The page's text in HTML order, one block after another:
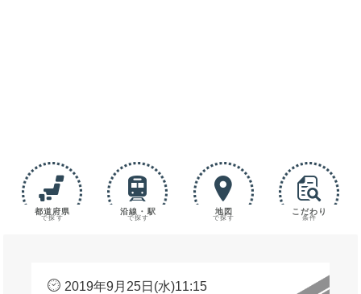
都道府県
で探す
沿線・駅
で探す
地図
で探す
こだわり
条件
2019年9月25日(水)11:15